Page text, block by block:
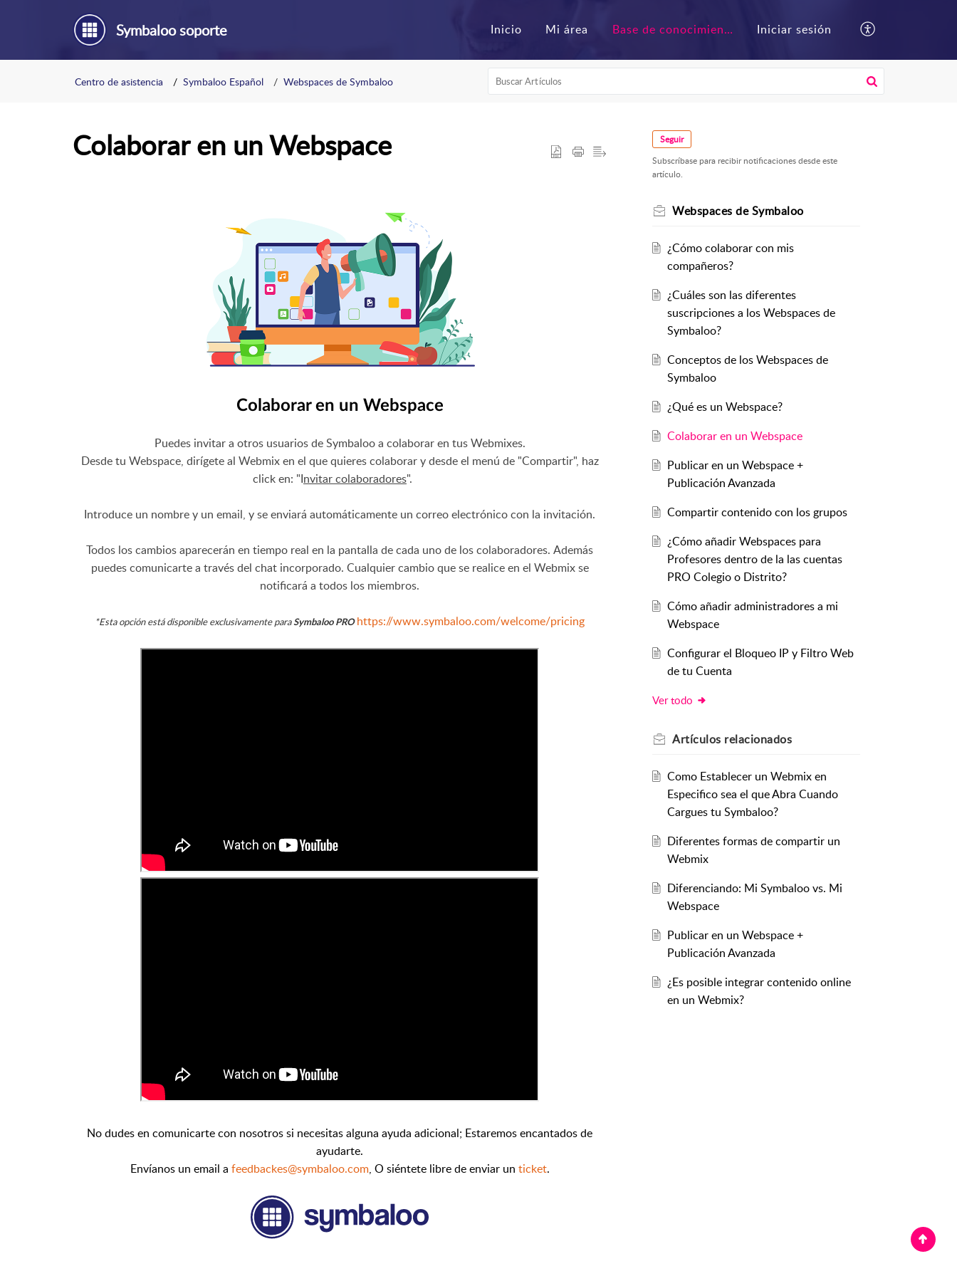
Symbaloo soporte Inicio Mi área Base de conocimientos Iniciar sesión
Centro de asistencia Symbaloo Español Webspaces de Symbaloo
Colaborar en un Webspace
Colaborar en un Webspace
Puedes invitar a otros usuarios de Symbaloo a colaborar en tus Webmixes.
Desde tu Webspace, dirígete al Webmix en el que quieres colaborar y desde el menú de "Compartir", haz
click en: "Invitar colaboradores".
Introduce un nombre y un email, y se enviará automáticamente un correo electrónico con la invitación.
Todos los cambios aparecerán en tiempo real en la pantalla de cada uno de los colaboradores. Además
puedes comunicarte a través del chat incorporado. Cualquier cambio que se realice en el Webmix se
notificará a todos los miembros.
*Esta opción está disponible exclusivamente paraSymbaloo PRO https://www.symbaloo.com/welcome/pricing
No dudes en comunicarte con nosotros si necesitas alguna ayuda adicional; Estaremos encantados de
ayudarte.
Envíanos un email a feedbackes@symbaloo.com, O siéntete libre de enviar un ticket.
Seguir
Subscríbase para recibir notificaciones desde este
artículo.
Webspaces de Symbaloo
¿Cómo colaborar con mis
compañeros?
¿Cuáles son las diferentes
suscripciones a los Webspaces de
Symbaloo?
Conceptos de los Webspaces de
Symbaloo
¿Qué es un Webspace?
Colaborar en un Webspace
Publicar en un Webspace +
Publicación Avanzada
Compartir contenido con los grupos
¿Cómo añadir Webspaces para
Profesores dentro de la las cuentas
PRO Colegio o Distrito?
Cómo añadir administradores a mi
Webspace
Configurar el Bloqueo IP y Filtro Web
de tu Cuenta
Ver todo
Artículos relacionados
Como Establecer un Webmix en
Especifico sea el que Abra Cuando
Cargues tu Symbaloo?
Diferentes formas de compartir un
Webmix
Diferenciando: Mi Symbaloo vs. Mi
Webspace
Publicar en un Webspace +
Publicación Avanzada
¿Es posible integrar contenido online
en un Webmix?